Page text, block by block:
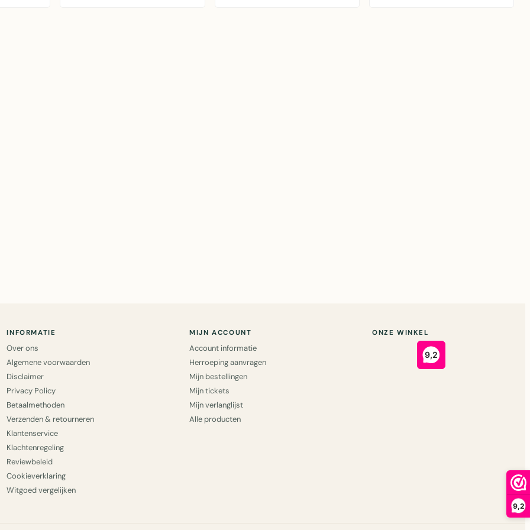
9,2
INFORMATIE
Over ons
Algemene voorwaarden
Disclaimer
Privacy Policy
Betaalmethoden
Verzenden & retourneren
Klantenservice
Klachtenregeling
Reviewbeleid
Cookieverklaring
Witgoed vergelijken
MIJN ACCOUNT
Account informatie
Herroeping aanvragen
Mijn bestellingen
Mijn tickets
Mijn verlanglijst
Alle producten
ONZE WINKEL